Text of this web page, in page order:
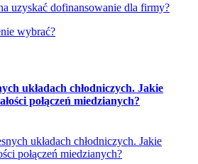
uzyskać dofinansowanie dla firmy?
wybrać?
układach chłodniczych. Jakie
połączeń miedzianych?